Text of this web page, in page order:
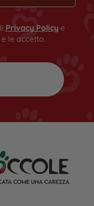
Privacy Policye
e le accetto.